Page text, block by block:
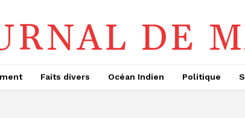
DE
Faits divers Océan Indien Politique